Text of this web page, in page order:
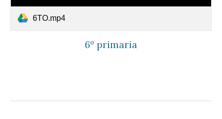
6TO.mp4
6º primaria